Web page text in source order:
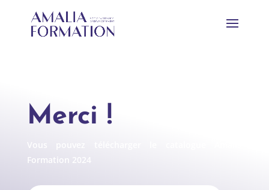
Merci !
Vous pouvez télécharger le catalogue Amalia
Formation 2024